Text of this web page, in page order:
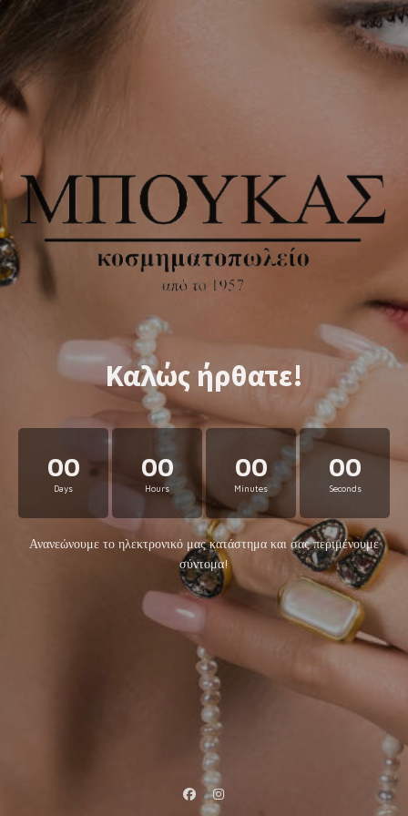
Καλώς ήρθατε!
00
Days
00
Hours
00
Minutes
00
Seconds
Ανανεώνουμε το ηλεκτρονικό μας κατάστημα και σας περιμένουμε
σύντομα!